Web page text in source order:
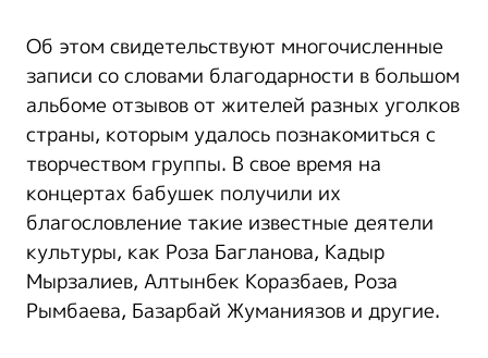
Об этом свидетельствуют многочисленные
записи со словами благодарности в большом
альбоме отзывов от жителей разных уголков
страны, которым удалось познакомиться с
творчеством группы. В свое время на
концертах бабушек получили их
благословление такие известные деятели
культуры, как Роза Багланова, Кадыр
Мырзалиев, Алтынбек Коразбаев, Роза
Рымбаева, Базарбай Жуманиязов и другие.